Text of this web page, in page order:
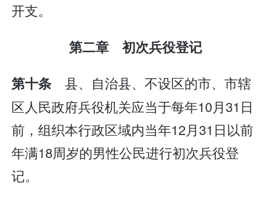
开支。
第二章 初次兵役登记
第十条县、自治县、不设区的市、市辖
区人民政府兵役机关应当于每年10月31日
前，组织本行政区域内当年12月31日以前
年满18周岁的男性公民进行初次兵役登
记。